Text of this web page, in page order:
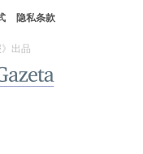
隐私条款
出品